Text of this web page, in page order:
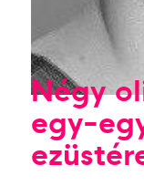
Négy
egy-